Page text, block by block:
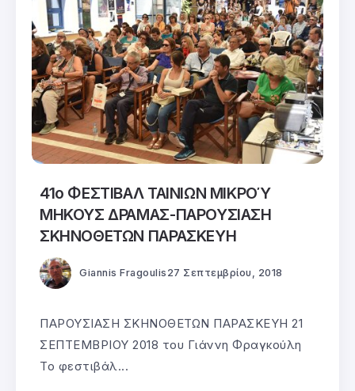
41ο ΦΕΣΤΙΒΑΛ ΤΑΙΝΙΩΝ ΜΙΚΡΟΎ
ΜΗΚΟΥΣ ΔΡΑΜΑΣ-ΠΑΡΟΥΣΙΑΣΗ
ΣΚΗΝΟΘΕΤΩΝ ΠΑΡΑΣΚΕΥΗ
Giannis Fragoulis 27 Σεπτεμβρίου, 2018
ΠΑΡΟΥΣΙΑΣΗ ΣΚΗΝΟΘΕΤΩΝ ΠΑΡΑΣΚΕΥΗ 21
ΣΕΠΤΕΜΒΡΙΟΥ 2018 του Γιάννη Φραγκούλη
Το φεστιβάλ...